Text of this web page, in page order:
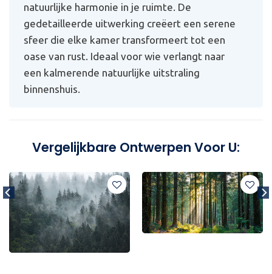
natuurlijke harmonie in je ruimte. De
gedetailleerde uitwerking creëert een serene
sfeer die elke kamer transformeert tot een
oase van rust. Ideaal voor wie verlangt naar
een kalmerende natuurlijke uitstraling
binnenshuis.
Vergelijkbare Ontwerpen Voor U: